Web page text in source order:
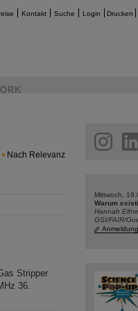
Kontakt Suche Login Drucken
Nach Relevanz
Stripper
36.
facebook
Mittwoch,
Warum
Hannah
GSI/FAIR/